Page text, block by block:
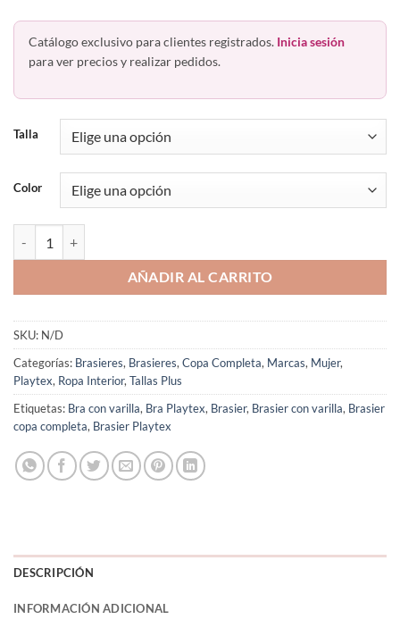
Catálogo exclusivo para clientes registrados. Inicia sesión
para ver precios y realizar pedidos.
Talla
Color
AÑADIR AL CARRITO
SKU: N/D
Categorías: Brasieres, Brasieres, Copa Completa, Marcas, Mujer,
Playtex, Ropa Interior, Tallas Plus
Etiquetas: Bra con varilla, Bra Playtex, Brasier, Brasier con varilla, Brasier
copa completa, Brasier Playtex
DESCRIPCIÓN
INFORMACIÓN ADICIONAL